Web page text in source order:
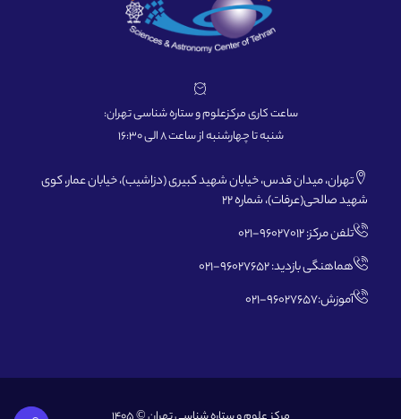
ساعت کاری مرکزعلوم و ستاره شناسی تهران:
شنبه تا چهارشنبه از ساعت 8 الی 16:30
تهران، میدان قدس، خیابان شهید کبیری (دزاشیب)، خیابان عمار، کوی
شهید صالحی(عرفات)، شماره 22
تلفن مرکز: 96027012-021
هماهنگی بازدید: 96027652-021
آموزش:96027657-021